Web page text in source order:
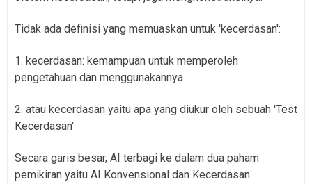
Tidak ada definisi yang memuaskan untuk 'kecerdasan':
1. kecerdasan: kemampuan untuk memperoleh
pengetahuan dan menggunakannya
2. atau kecerdasan yaitu apa yang diukur oleh sebuah 'Test
Kecerdasan'
Secara garis besar, AI terbagi ke dalam dua paham
pemikiran yaitu AI Konvensional dan Kecerdasan